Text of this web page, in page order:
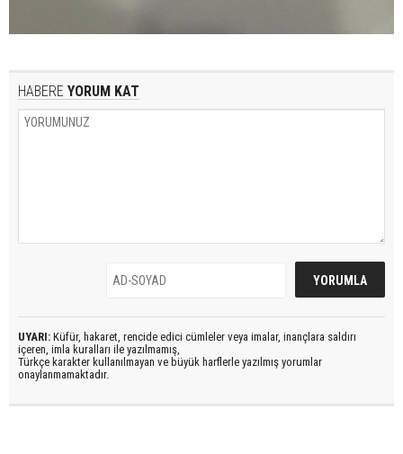
HABERE YORUM KAT
UYARI: Küfür, hakaret, rencide edici cümleler veya imalar, inançlara saldırı
içeren, imla kuralları ile yazılmamış,
Türkçe karakter kullanılmayan ve büyük harflerle yazılmış yorumlar
onaylanmamaktadır.